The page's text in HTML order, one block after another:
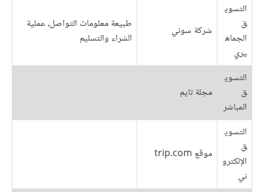
التسوي
ق
الجماه
يري
شركة سوني
طبيعة معلومات التواصل، عملية
الشراء والتسليم
التسوي
ق
المباشر
مجلة تايم
التسوي
ق
الإلكترو
ني
موقع trip.com